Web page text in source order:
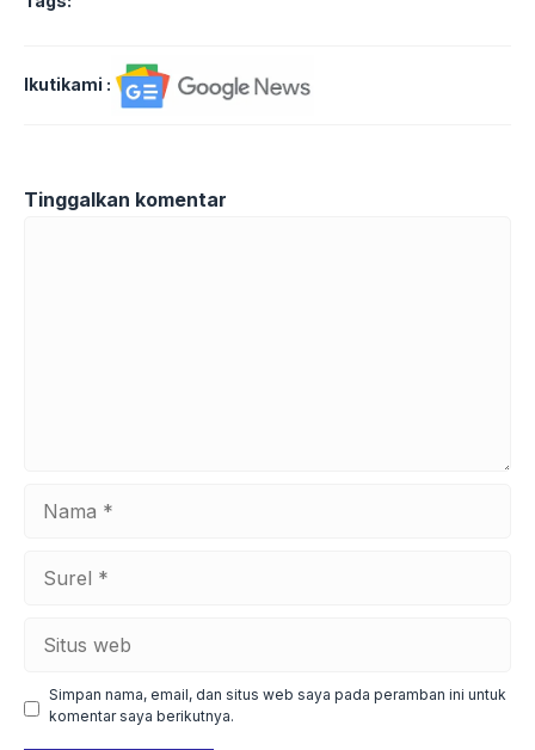
Ikutikami :
Tinggalkan komentar
web
Simpan nama, email, dan situs web saya pada peramban ini untuk
komentar saya berikutnya.